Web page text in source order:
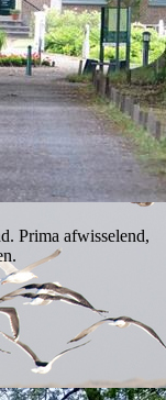
Prima afwisselend,